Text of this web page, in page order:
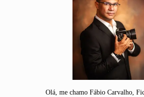
Olá, me chamo Fábio Carvalho,